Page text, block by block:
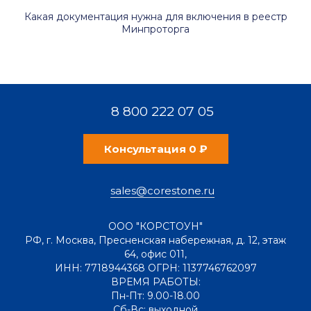
Какая документация нужна для включения в реестр
Минпроторга
8 800 222 07 05
Консультация 0 ₽
sales@corestone.ru
ООО "КОРСТОУН"
РФ, г. Москва, Пресненская набережная, д. 12, этаж
64, офис 011,
ИНН: 7718944368 ОГРН: 1137746762097
ВРЕМЯ РАБОТЫ:
Пн-Пт: 9.00-18.00